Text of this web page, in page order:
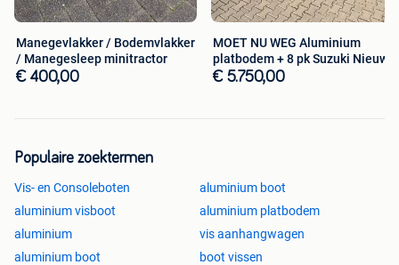
Manegevlakker / Bodemvlakker
/ Manegesleep minitractor
€ 400,00
MOET NU WEG Aluminium
platbodem + 8 pk Suzuki Nieuw
€ 5.750,00
Populaire zoektermen
Vis- en Consoleboten
aluminium boot
aluminium visboot
aluminium platbodem
aluminium
vis aanhangwagen
aluminium boot
boot vissen